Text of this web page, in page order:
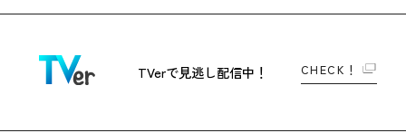
TVerで見逃し配信中！ CHECK！